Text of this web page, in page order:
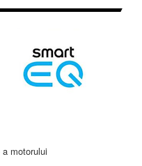
motorului